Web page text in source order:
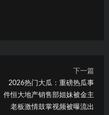
下一篇
2026热门大瓜：重磅热瓜事
件恒大地产销售部姐妹被金主
老板激情鼓掌视频被曝流出